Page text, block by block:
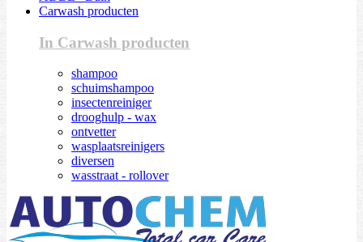
Carwash producten
In Carwash producten
shampoo
schuimshampoo
insectenreiniger
drooghulp - wax
ontvetter
wasplaatsreinigers
diversen
wasstraat - rollover